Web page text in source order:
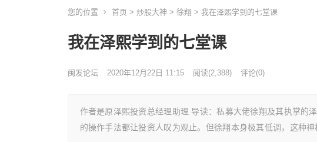
您的位置 首页 > 炒股大神 > 徐翔 > 我在泽熙学到的七堂课
我在泽熙学到的七堂课
闽发论坛 2020年12月22日 11:15 阅读(2,388) 评论(0)
作者是原泽熙投资总经理助理 导读：私募大佬徐翔及其执掌的
的操作手法都让投资人叹为观止。但徐翔本身极其低调，这种